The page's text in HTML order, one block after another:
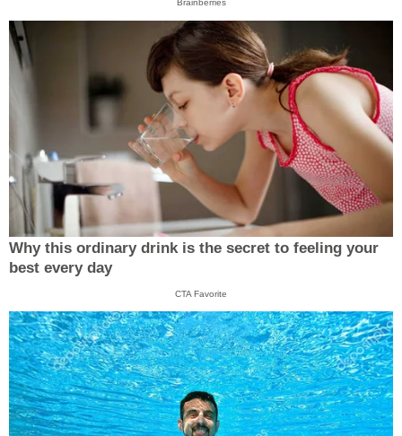
Brainberries
Why this ordinary drink is the secret to feeling your
best every day
CTA Favorite